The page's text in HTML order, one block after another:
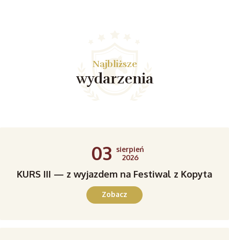
Najbliższe
wydarzenia
03 sierpień
2026
KURS III — z wyjazdem na Festiwal z Kopyta
Zobacz